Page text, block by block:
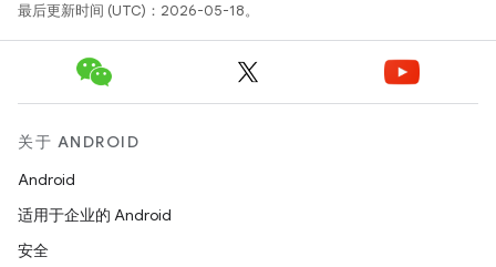
最后更新时间 (UTC)：2026-05-18。
关于 ANDROID
Android
适用于企业的 Android
安全